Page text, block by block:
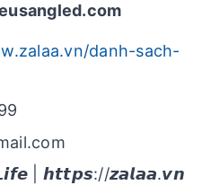
danh-sach-
| 𝙝𝙩𝙩𝙥𝙨://𝙯𝙖𝙡𝙖𝙖.𝙫𝙣